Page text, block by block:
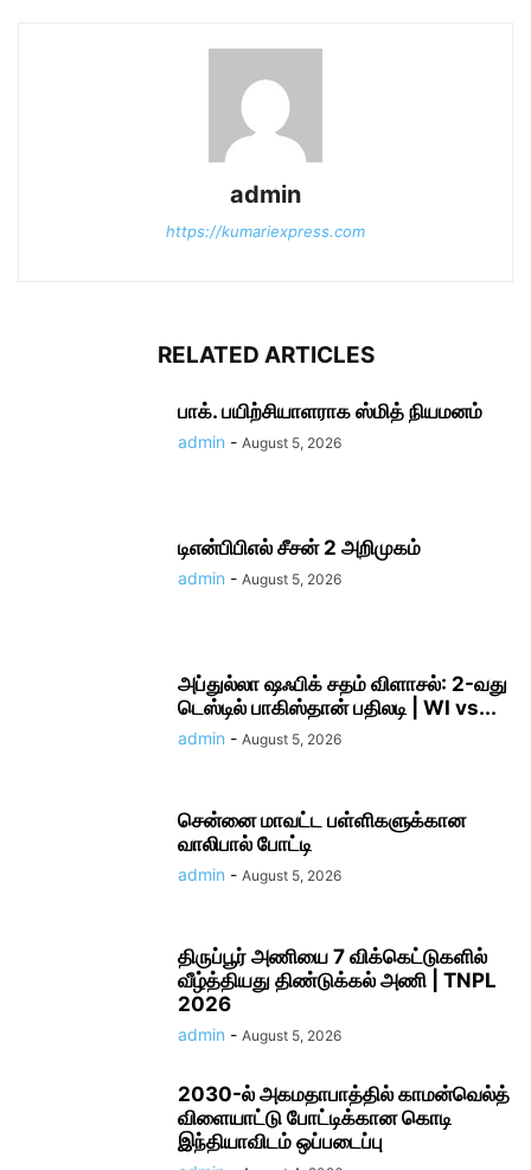
admin
https://kumariexpress.com
RELATED ARTICLES
பாக். பயிற்சியாளராக ஸ்மித் நியமனம்
admin - August 5, 2026
டிஎன்பிபிஎல் சீசன் 2 அறிமுகம்
admin - August 5, 2026
அப்​துல்​லா ஷஃபிக் சதம் விளாசல்​: 2-வது
டெஸ்டில் பாகிஸ்தான் பதிலடி | WI vs...
admin - August 5, 2026
சென்னை மாவட்ட பள்ளிகளுக்​கான
வாலிபால் போட்டி
admin - August 5, 2026
திருப்பூர் அணியை 7 விக்கெட்டுகளில்
வீழ்த்தியது திண்டுக்கல் அணி | TNPL
2026
admin - August 5, 2026
2030-ல் அகமதாபாத்தில் காமன்வெல்த்
விளையாட்டு போட்டிக்கான கொடி
இந்தியாவிடம் ஒப்படைப்பு